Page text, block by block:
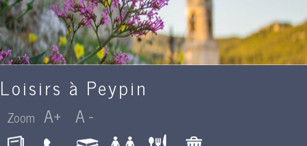
Loisirs à Peypin